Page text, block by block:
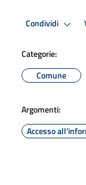
Condividi
Categorie:
Comune
Argomenti:
Accesso